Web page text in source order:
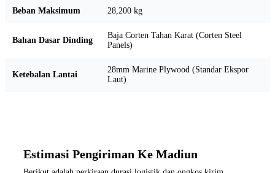
Beban Maksimum 28,200 kg
Bahan Dasar Dinding
Baja Corten Tahan Karat (Corten Steel
Panels)
Ketebalan Lantai
28mm Marine Plywood (Standar Ekspor
Laut)
Estimasi Pengiriman Ke Madiun